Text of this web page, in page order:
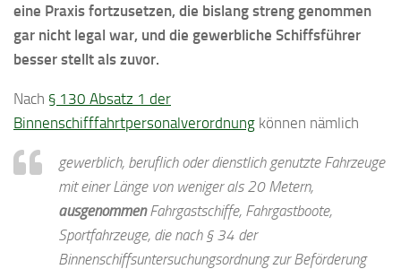
eine Praxis fortzusetzen, die bislang streng genommen
gar nicht legal war, und die gewerbliche Schiffsführer
besser stellt als zuvor.
Nach § 130 Absatz 1 der
Binnenschifffahrtpersonalverordnung können nämlich
gewerblich, beruflich oder dienstlich genutzte Fahrzeuge
mit einer Länge von weniger als 20 Metern,
ausgenommenFahrgastschiffe, Fahrgastboote,
Sportfahrzeuge, die nach § 34 der
Binnenschiffsuntersuchungsordnung zur Beförderung